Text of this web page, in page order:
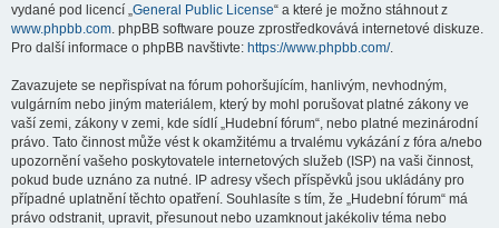
vydané pod licencí „General Public License“ a které je možno stáhnout z
www.phpbb.com. phpBB software pouze zprostředkovává internetové diskuze.
Pro další informace o phpBB navštivte: https://www.phpbb.com/.
Zavazujete se nepřispívat na fórum pohoršujícím, hanlivým, nevhodným,
vulgárním nebo jiným materiálem, který by mohl porušovat platné zákony ve
vaší zemi, zákony v zemi, kde sídlí „Hudební fórum“, nebo platné mezinárodní
právo. Tato činnost může vést k okamžitému a trvalému vykázání z fóra a/nebo
upozornění vašeho poskytovatele internetových služeb (ISP) na vaši činnost,
pokud bude uznáno za nutné. IP adresy všech příspěvků jsou ukládány pro
případné uplatnění těchto opatření. Souhlasíte s tím, že „Hudební fórum“ má
právo odstranit, upravit, přesunout nebo uzamknout jakékoliv téma nebo